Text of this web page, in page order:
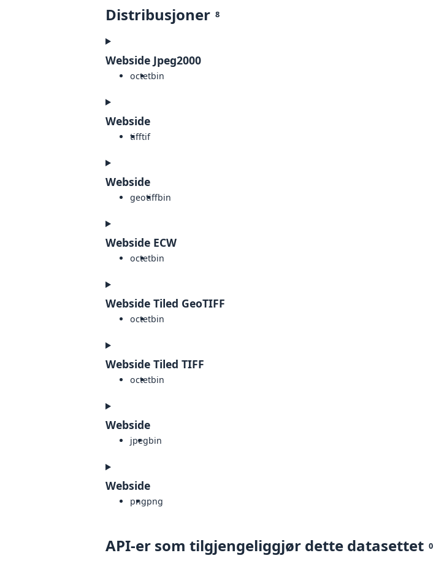
Distribusjoner 8
Webside Jpeg2000
octetbin
Webside
tifftif
Webside
geotiffbin
Webside ECW
octetbin
Webside Tiled GeoTIFF
octetbin
Webside Tiled TIFF
octetbin
Webside
jpegbin
Webside
pngpng
API-er som tilgjengeliggjør dette datasettet 0